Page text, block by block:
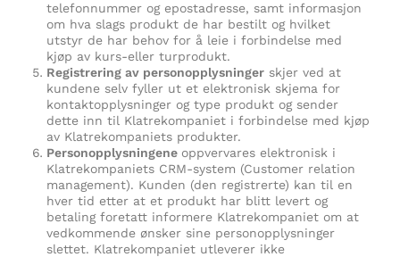
telefonnummer og epostadresse, samt informasjon
om hva slags produkt de har bestilt og hvilket
utstyr de har behov for å leie i forbindelse med
kjøp av kurs-eller turprodukt.
Registrering av personopplysninger skjer ved at
kundene selv fyller ut et elektronisk skjema for
kontaktopplysninger og type produkt og sender
dette inn til Klatrekompaniet i forbindelse med kjøp
av Klatrekompaniets produkter.
Personopplysningene oppvervares elektronisk i
Klatrekompaniets CRM-system (Customer relation
management). Kunden (den registrerte) kan til en
hver tid etter at et produkt har blitt levert og
betaling foretatt informere Klatrekompaniet om at
vedkommende ønsker sine personopplysninger
slettet. Klatrekompaniet utleverer ikke